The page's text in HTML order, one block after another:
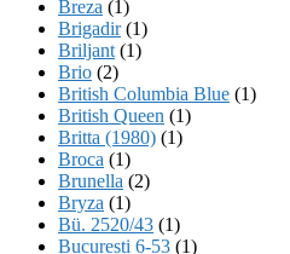
Breza (1)
Brigadir(1)
Briljant (1)
Brio (2)
British Columbia Blue (1)
British Queen (1)
Britta (1980) (1)
Broca (1)
Brunella (2)
Bryza (1)
Bü. 2520/43 (1)
Bucuresti 6-53 (1)